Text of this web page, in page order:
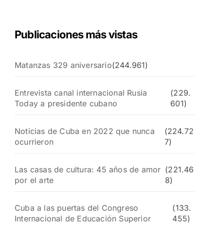
Publicaciones más vistas
Matanzas 329 aniversario(244.961)
Entrevista canal internacional Rusia
Today a presidente cubano
(229.
601)
Noticias de Cuba en 2022 que nunca
ocurrieron
(224.72
7)
Las casas de cultura: 45 años de amor
por el arte
(221.46
8)
Cuba a las puertas del Congreso
Internacional de Educación Superior
(133.
455)